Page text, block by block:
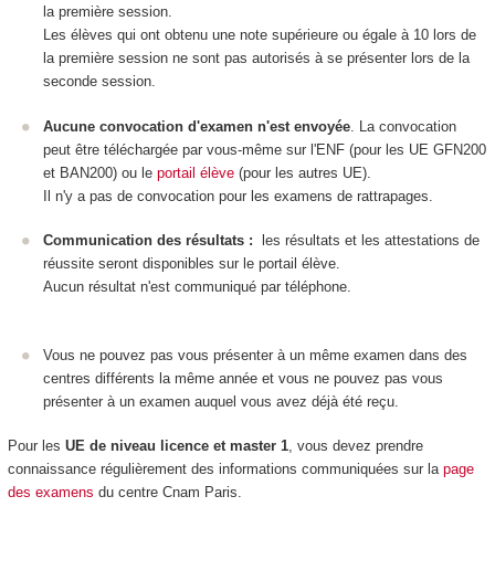
la première session.
Les élèves qui ont obtenu une note supérieure ou égale à 10 lors de
la première session ne sont pas autorisés à se présenter lors de la
seconde session.
Aucune convocation d'examen n'est envoyée . La convocation
peut être téléchargée par vous-même sur l'ENF (pour les UE GFN200
et BAN200) ou le portail élève (pour les autres UE).
Il n'y a pas de convocation pour les examens de rattrapages.
Communication des résultats :
les résultats et les attestations de
réussite seront disponibles sur le portail élève.
Aucun résultat n'est communiqué par téléphone.
Vous ne pouvez pas vous présenter à un même examen dans des
centres différents la même année et vous ne pouvez pas vous
présenter à un examen auquel vous avez déjà été reçu.
Pour les UE de niveau licence et master 1, vous devez prendre
connaissance régulièrement des informations communiquées sur la page
des examens du centre Cnam Paris.